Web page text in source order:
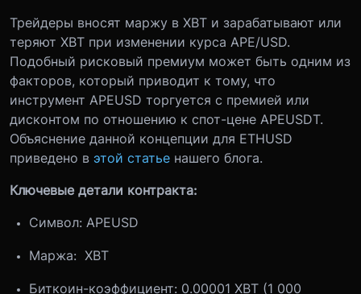
Трейдеры вносят маржу в XBT и зарабатывают или
теряют XBT при изменении курса APE/USD.
Подобный рисковый премиум может быть одним из
факторов, который приводит к тому, что
инструмент APEUSD торгуется с премией или
дисконтом по отношению к спот-цене APEUSDT.
Объяснение данной концепции для ETHUSD
приведено в этой статье нашего блога.
Ключевые детали контракта:
Символ: APEUSD
Маржа: XBT
Биткоин-коэффициент: 0.00001 XBT (1 000